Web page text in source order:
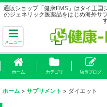
通販ショップ「健康EMS」はタイ王国
のジェネリック医薬品をはじめ海外サ
メニュー
ホーム カテゴリ 店長ブログ
ホーム > サプリメント > ダイエット